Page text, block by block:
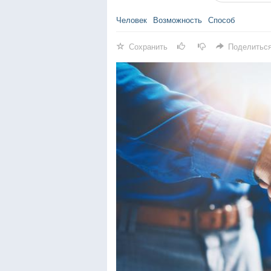
Человек Возможность Способ
Сохранить